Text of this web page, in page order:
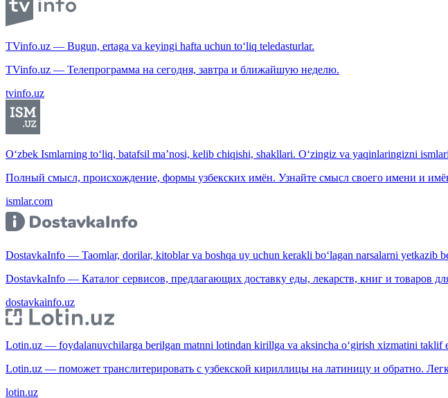
TVinfo.uz — Bugun, ertaga va keyingi hafta uchun to‘liq teledasturlar.
TVinfo.uz — Телепрограмма на сегодня, завтра и ближайшую неделю.
tvinfo.uz
O‘zbek Ismlarning to‘liq, batafsil ma’nosi, kelib chiqishi, shakllari. O‘zingiz va yaqinlaringizni
Полный смысл, происхождение, формы узбекских имён. Узнайте смысл своего имени и
ismlar.com
DostavkaInfo — Taomlar, dorilar, kitoblar va boshqa uy uchun kerakli bo‘lagan narsalarni yetkazib
DostavkaInfo — Каталог сервисов, предлагающих доставку еды, лекарств, книг и товаров
dostavkainfo.uz
Lotin.uz — foydalanuvchilarga berilgan matnni lotindan kirillga va aksincha o‘girish xizmatini taklif
Lotin.uz — поможет транслитерировать с узбекской кириллицы на латиницу и обратно.
lotin.uz